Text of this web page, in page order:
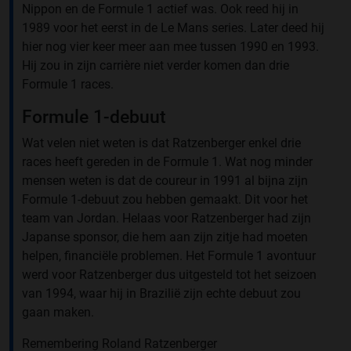
Nippon en de Formule 1 actief was. Ook reed hij in
1989 voor het eerst in de Le Mans series. Later deed hij
hier nog vier keer meer aan mee tussen 1990 en 1993.
Hij zou in zijn carrière niet verder komen dan drie
Formule 1 races.
Formule 1-debuut
Wat velen niet weten is dat Ratzenberger enkel drie
races heeft gereden in de Formule 1. Wat nog minder
mensen weten is dat de coureur in 1991 al bijna zijn
Formule 1-debuut zou hebben gemaakt. Dit voor het
team van Jordan. Helaas voor Ratzenberger had zijn
Japanse sponsor, die hem aan zijn zitje had moeten
helpen, financiële problemen. Het Formule 1 avontuur
werd voor Ratzenberger dus uitgesteld tot het seizoen
van 1994, waar hij in Brazilië zijn echte debuut zou
gaan maken.
Remembering Roland Ratzenberger